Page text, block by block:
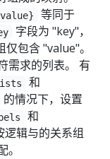
等同于
字段为 "key"，
仅包含 "value"。
需求的列表。 有
和
的情况下，设置
和
逻辑与的关系组